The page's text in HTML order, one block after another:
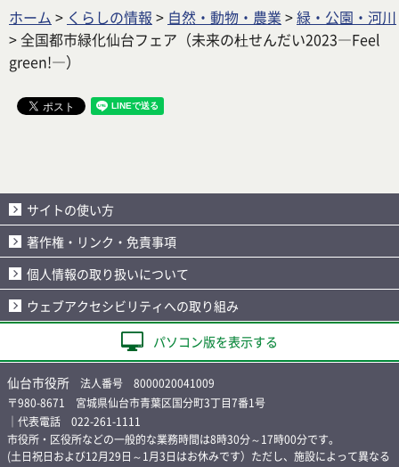
ホーム > くらしの情報 > 自然・動物・農業 >緑・公園・河川
> 全国都市緑化仙台フェア（未来の杜せんだい2023―Feel
green!―）
サイトの使い方
著作権・リンク・免責事項
個人情報の取り扱いについて
ウェブアクセシビリティへの取り組み
パソコン版を表示する
仙台市役所 法人番号 8000020041009
〒980-8671 宮城県仙台市青葉区国分町3丁目7番1号
｜代表電話 022-261-1111
市役所・区役所などの一般的な業務時間は8時30分～17時00分です。
(土日祝日および12月29日～1月3日はお休みです）ただし、施設によって異なる